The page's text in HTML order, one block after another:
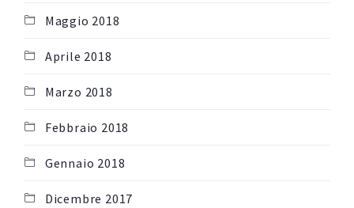
Maggio 2018
Aprile 2018
Marzo 2018
Febbraio 2018
Gennaio 2018
Dicembre 2017